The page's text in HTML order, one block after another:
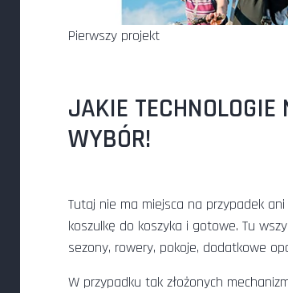
Pierwszy projekt
JAKIE
WYBÓR!
Tutaj nie ma miejsca na przypadek
koszulkę do koszyka i gotowe. Tu
sezony, rowery, pokoje, dodatkowe
W przypadku tak złożonych